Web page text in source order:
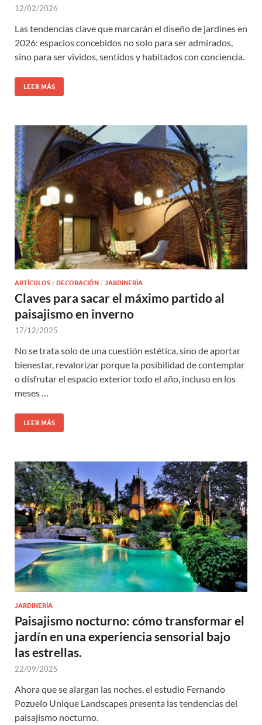
12/02/2026
Las tendencias clave que marcarán el diseño de jardines en
2026: espacios concebidos no solo para ser admirados,
sino para ser vividos, sentidos y habitados con conciencia.
LEER MÁS
ARTÍCULOS / DECORACIÓN / JARDINERÍA
Claves para sacar el máximo partido al
paisajismo en inverno
17/12/2025
No se trata solo de una cuestión estética, sino de aportar
bienestar, revalorizar porque la posibilidad de contemplar
o disfrutar el espacio exterior todo el año, incluso en los
meses …
LEER MÁS
JARDINERÍA
Paisajismo nocturno: cómo transformar el
jardín en una experiencia sensorial bajo
las estrellas.
22/09/2025
Ahora que se alargan las noches, el estudio Fernando
Pozuelo Unique Landscapes presenta las tendencias del
paisajismo nocturno.